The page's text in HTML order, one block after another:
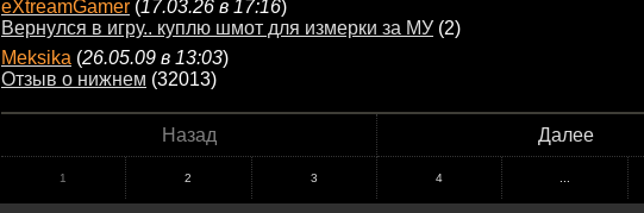
eXtreamGamer (17.03.26 в 17:16)
Вернулся в игру.. куплю шмот для измерки за МУ (2)
Meksika (26.05.09 в 13:03)
Отзыв о нижнем (32013)
Назад Далее
1 2 3 4